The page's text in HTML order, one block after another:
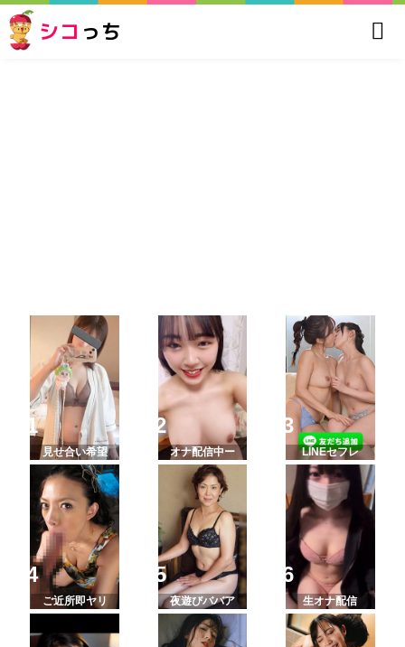
シコ っち
見せ合い希望 オナ配信中ー LINEセフレ
ご近所即ヤリ 夜遊びババア 生オナ配信